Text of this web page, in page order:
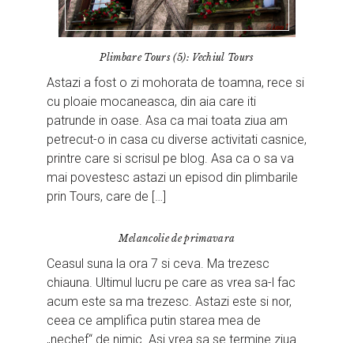
Plimbare Tours (5): Vechiul Tours
Astazi a fost o zi mohorata de toamna, rece si
cu ploaie mocaneasca, din aia care iti
patrunde in oase. Asa ca mai toata ziua am
petrecut-o in casa cu diverse activitati casnice,
printre care si scrisul pe blog. Asa ca o sa va
mai povestesc astazi un episod din plimbarile
prin Tours, care de […]
Melancolie de primavara
Ceasul suna la ora 7 si ceva. Ma trezesc
chiauna. Ultimul lucru pe care as vrea sa-l fac
acum este sa ma trezesc. Astazi este si nor,
ceea ce amplifica putin starea mea de
„nechef“ de nimic. Asi vrea sa se termine ziua